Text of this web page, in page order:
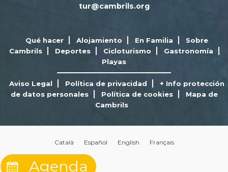
tur@cambrils.org
Qué hacer Alojamiento En Familia
Sobre
Cambrils
Deportes Cicloturismo
Gastronomía
Playas
Aviso Legal Política de privacidad
+ Info protección
de datos personales
Política de cookies
Mapa de
Cambrils
Català Español English Français